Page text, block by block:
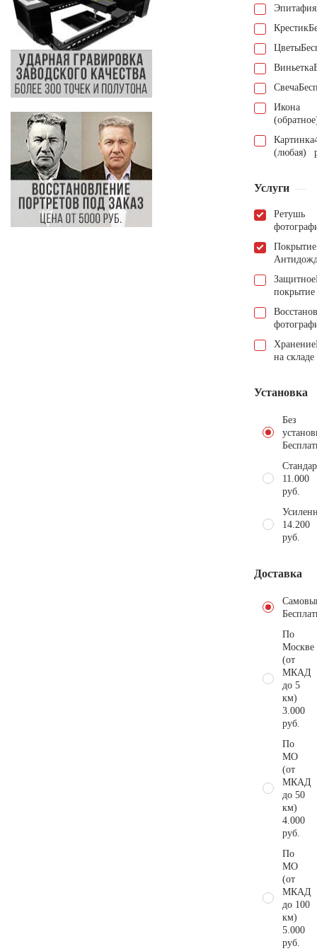
Эпитафия
Крестик
Цветы
Виньетка
Свеча
Икона
Картинка
(любая)
Услуги
Ретушь
Покрытие
Защитное
покрытие
Хранение
на складе
Установка
Без
11.000
руб.
14.200
руб.
Доставка
По
Москве
(от
МКАД
до 5
км)
3.000
руб.
По
МО
(от
МКАД
до 50
км)
4.000
руб.
По
МО
(от
МКАД
до 100
км)
5.000
руб.